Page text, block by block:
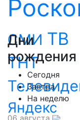
СМИ ТВ
ТНТ
Яндекс
Дни
рождения
Сегодня
Завтра
На неделю
06 августа